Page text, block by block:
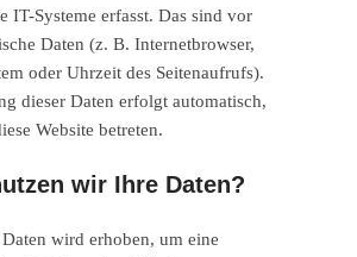
IT-Systeme erfasst. Das sind vor
Daten (z. B. Internetbrowser,
oder Uhrzeit des Seitenaufrufs).
dieser Daten erfolgt automatisch,
Website betreten.
wir Ihre Daten?
wird erhoben, um eine